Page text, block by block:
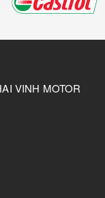
VINH MOTOR